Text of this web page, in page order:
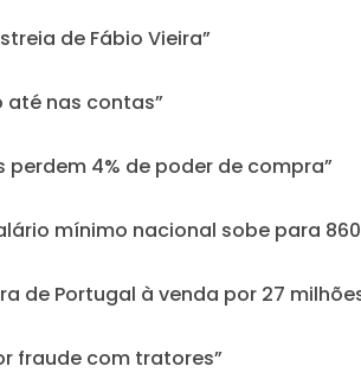
de Fábio Vieira”
até nas contas”
perdem 4% de poder de compra”
mínimo nacional sobe para
de Portugal à venda por 27
fraude com tratores”